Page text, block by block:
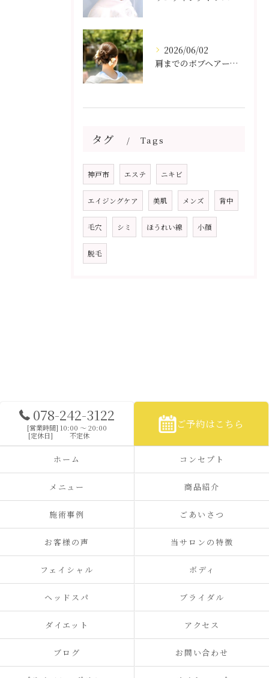
2026/06/02
肩までのボブヘアーアレンジ
タグ Tags
神戸市 エステ ニキビ
エイジングケア 美肌 メンズ 背中
毛穴 シミ ほうれい線 小顔
脱毛
078-242-3122
[営業時間] 10:00 〜 20:00
[定休日]
不定休
ご予約はこちら
ホーム コンセプト
メニュー 商品紹介
施術事例 ごあいさつ
お客様の声 当サロンの特徴
フェイシャル ボディ
ヘッドスパ ブライダル
ダイエット アクセス
ブログ お問い合わせ